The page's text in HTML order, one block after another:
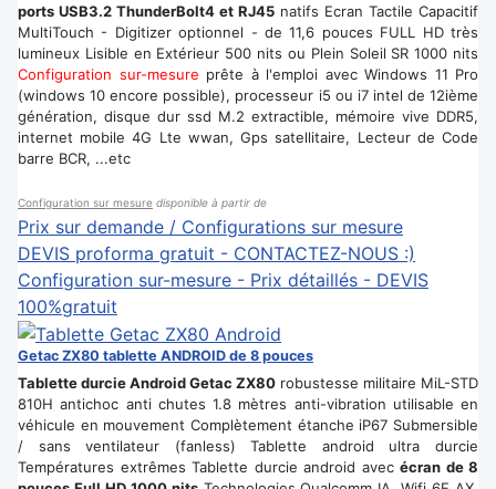
ports USB3.2 ThunderBolt4 et RJ45 natifs Ecran Tactile Capacitif
MultiTouch - Digitizer optionnel - de 11,6 pouces FULL HD très
lumineux Lisible en Extérieur 500 nits ou Plein Soleil SR 1000 nits
Configuration sur-mesure prête à l'emploi avec Windows 11 Pro
(windows 10 encore possible), processeur i5 ou i7 intel de 12ième
génération, disque dur ssd M.2 extractible, mémoire vive DDR5,
internet mobile 4G Lte wwan, Gps satellitaire, Lecteur de Code
barre BCR, ...etc
Configuration sur mesure disponible à partir de
Prix sur demande / Configurations sur mesure
DEVIS proforma gratuit - CONTACTEZ-NOUS :)
Configuration sur-mesure - Prix détaillés - DEVIS
100%gratuit
Getac ZX80 tablette ANDROID de 8 pouces
Tablette durcie Android Getac ZX80 robustesse militaire MiL-STD
810H antichoc anti chutes 1.8 mètres anti-vibration utilisable en
véhicule en mouvement Complètement étanche iP67 Submersible
/ sans ventilateur (fanless) Tablette android ultra durcie
Températures extrêmes Tablette durcie android avec écran de 8